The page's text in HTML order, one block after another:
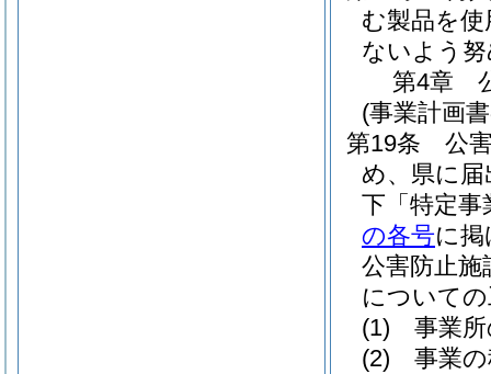
む製品を
ないよう
第4章
(事業計画
第19条
公
め、県に
下「特定事
の各号に
公害防止
について
(1)
事業
(2)
事業